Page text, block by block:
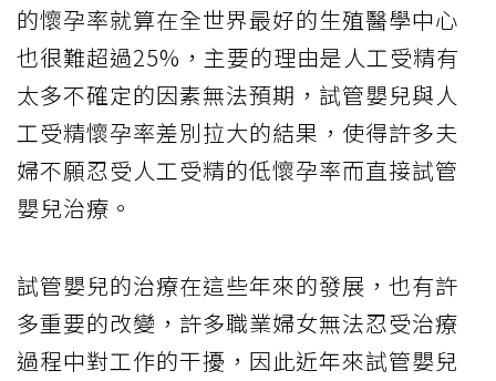
的懷孕率就算在全世界最好的生殖醫學中心
也很難超過25%，主要的理由是人工受精有
太多不確定的因素無法預期，試管嬰兒與人
工受精懷孕率差別拉大的結果，使得許多夫
婦不願忍受人工受精的低懷孕率而直接試管
嬰兒治療。
試管嬰兒的治療在這些年來的發展，也有許
多重要的改變，許多職業婦女無法忍受治療
過程中對工作的干擾，因此近年來試管嬰兒